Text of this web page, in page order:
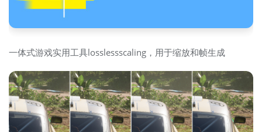
一体式游戏实用工具losslessscaling，用于缩放和帧生成